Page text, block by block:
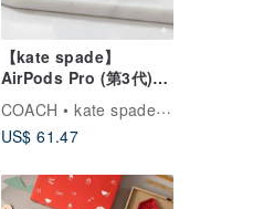
【kate spade】
AirPods Pro (第3代)
COACH • kate spade 數位精品
US$ 61.47